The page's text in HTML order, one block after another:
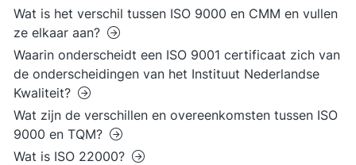
Wat is het verschil tussen ISO 9000 en CMM en vullen
ze elkaar aan?
Waarin onderscheidt een ISO 9001 certificaat zich van
de onderscheidingen van het Instituut Nederlandse
Kwaliteit?
Wat zijn de verschillen en overeenkomsten tussen ISO
9000 en TQM?
Wat is ISO 22000?